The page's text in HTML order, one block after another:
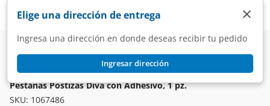
Elige una dirección de entrega
Ingresa una dirección en donde deseas recibir tu pedido
Ingresar dirección
×
Super Higiene y Belleza
Cosméticos
Accesorios para Maquillaje
DIVA
Pestañas Postizas Diva con Adhesivo, 1 pz.
SKU: 1067486